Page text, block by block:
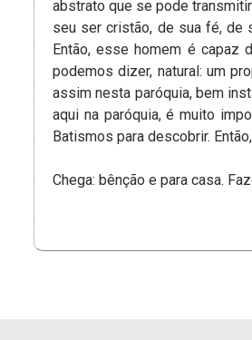
abstrato que se pode
seu ser cristão, de sua fé, de
Então, esse homem é capaz
podemos dizer, natural: um
assim nesta paróquia, bem
aqui na paróquia, é muito
Batismos para descobrir.
Chega: bênção e para casa.